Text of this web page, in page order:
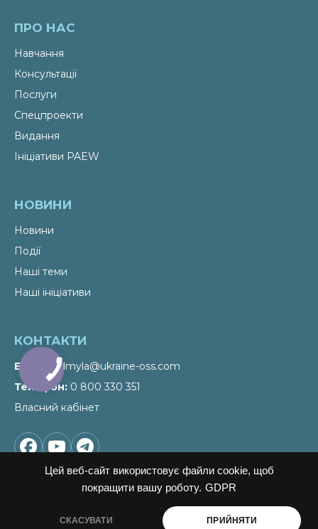
Цей веб-сайт використовує файли cookie, щоб
покращити вашу роботу. GDPR
СКАСУВАТИ ПРИЙНЯТИ
ПРО НАС
Навчання
Консультації
Послуги
Спецпроекти
Видання
Ініціативи PAEW
НОВИНИ
Новини
Події
Наші теми
Наші ініціативи
КОНТАКТИ
Email
liudmyla@ukraine-oss.com
Телефон 0 800 330 351
Власний кабінет